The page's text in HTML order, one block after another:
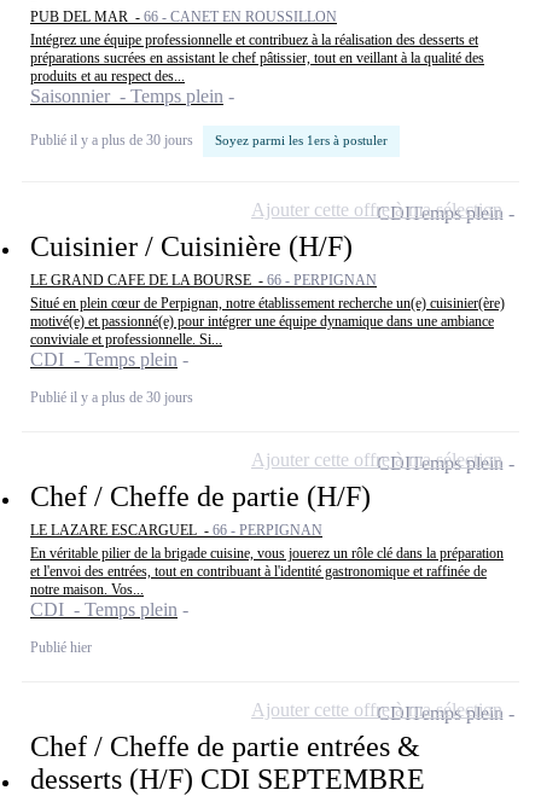
PUB DEL MAR - 66 - CANET EN ROUSSILLON
Intégrez une équipe professionnelle et contribuez à la réalisation des desserts et
préparations sucrées en assistant le chef pâtissier, tout en veillant à la qualité des
produits et au respect des...
Saisonnier - Temps plein
Publié il y a plus de 30 jours Soyez parmi les 1ers à postuler
Cuisinier / Cuisinière (H/F)
LE GRAND CAFE DE LA BOURSE - 66 - PERPIGNAN
Situé en plein cœur de Perpignan, notre établissement recherche un(e) cuisinier(ère)
motivé(e) et passionné(e) pour intégrer une équipe dynamique dans une ambiance
conviviale et professionnelle. Si...
CDI - Temps plein
Publié il y a plus de 30 jours
CDITemps plein
Ajouter cette offre à ma sélection
Chef / Cheffe de partie (H/F)
LE LAZARE ESCARGUEL - 66 - PERPIGNAN
En véritable pilier de la brigade cuisine, vous jouerez un rôle clé dans la préparation
et l'envoi des entrées, tout en contribuant à l'identité gastronomique et raffinée de
notre maison. Vos...
CDI - Temps plein
Publié hier
CDITemps plein
Ajouter cette offre à ma sélection
Chef / Cheffe de partie entrées &
desserts (H/F) CDI SEPTEMBRE
CDITemps plein
Ajouter cette offre à ma sélection